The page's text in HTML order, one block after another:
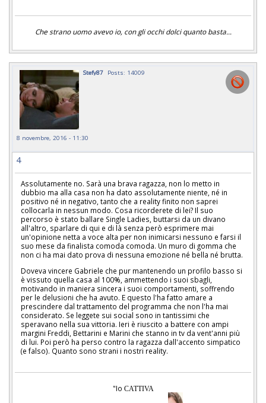
Che strano uomo avevo io, con gli occhi dolci quanto basta...
Stefy87 Posts: 14009
8 novembre, 2016 - 11:30
4
Assolutamente no. Sarà una brava ragazza, non lo metto in
dubbio ma alla casa non ha dato assolutamente niente, né in
positivo né in negativo, tanto che a reality finito non saprei
collocarla in nessun modo. Cosa ricorderete di lei? Il suo
percorso è stato ballare Single Ladies, buttarsi da un divano
all'altro, sparlare di qui e di là senza però esprimere mai
un'opinione netta a voce alta per non inimicarsi nessuno e farsi il
suo mese da finalista comoda comoda. Un muro di gomma che
non ci ha mai dato prova di nessuna emozione né bella né brutta.
Doveva vincere Gabriele che pur mantenendo un profilo basso si
è vissuto quella casa al 100%, ammettendo i suoi sbagli,
motivando in maniera sincera i suoi comportamenti, soffrendo
per le delusioni che ha avuto. E questo l'ha fatto amare a
prescindere dal trattamento del programma che non l'ha mai
considerato. Se leggete sui social sono in tantissimi che
speravano nella sua vittoria. Ieri è riuscito a battere con ampi
margini Freddi, Bettarini e Marini che stanno in tv da vent'anni più
di lui. Poi però ha perso contro la ragazza dall'accento simpatico
(e falso). Quanto sono strani i nostri reality.
"Io CATTIVA